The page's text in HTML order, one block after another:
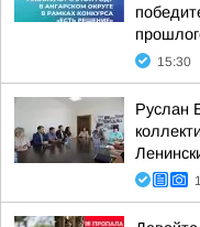
15:30
Руслан